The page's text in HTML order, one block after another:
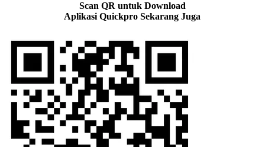
Scan QR untuk Download
Aplikasi Quickpro Sekarang Juga